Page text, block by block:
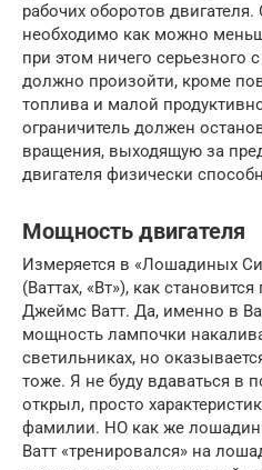
рабочих оборотов
необходимо как можно
при этом ничего
должно произойти, кроме
топлива и малой
ограничитель должен
вращения, выходящую за
двигателя физически
Мощность двигателя
Измеряется в «Лошадиных
(Ваттах, «Вт»), как
Джеймс Ватт. Да, именно в
мощность лампочки
светильниках, но
тоже. Я не буду вдаваться в
открыл, просто
фамилии. НО как же
Ватт «тренировался» на